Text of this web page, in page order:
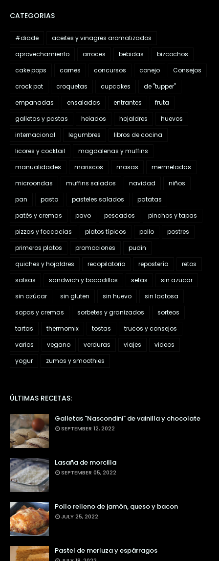
CATEGORIAS
#diade
aceites y vinagres aromatizados
aprovechamiento
arroces bebidas
bizcochos
cake pops
carnes concursos conejo
Consejos
crock pot
croquetas cupcakes
de "tupper"
empanadas
ensaladas entrantes
fruta
galletas y pastas
helados hojaldres
huevos
internacional
legumbres
libros de cocina
licores y cocktail
magdalenas y muffins
manualidades
mariscos masas
mermeladas
microondas
muffins salados navidad
niños
pan
pasta pasteles salados
patatas
patés y cremas
pavo pescados
pinchos y tapas
pizzas y foccacias
platos típicos pollo
postres
primeros platos
promociones
pudin
quiches y hojaldres
recopilatorio repostería
retos
salsas
sandwich y bocadillos setas
sin azucar
sin azúcar
sin gluten sin huevo
sin lactosa
sopas y cremas
sorbetes y granizados
sorteos
tartas
thermomix tostas
trucos y consejos
varios
vegano verduras viajes
videos
yogur
zumos y smoothies
ÚLTIMAS RECETAS:
Galletas "Nascondini" de vainilla y chocolate
SEPTEMBER 12, 2022
Lasaña de morcilla
SEPTEMBER 05, 2022
Pollo relleno de jamón, queso y bacon
JULY 25, 2022
Pastel de merluza y espárragos